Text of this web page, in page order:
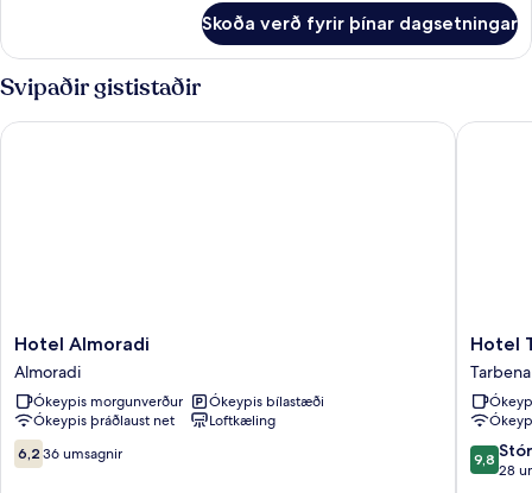
rúm
fyrir
einn,
tvíbreitt
rúm
Skoða verð fyrir þínar dagsetningar
Svipaðir gististaðir
Hotel
Almoradi
Almoradi
Hotel Almoradi
Almoradi
Ókeypis morgunverður
Ókeypis bílastæði
Ókeypis þráðlaust net
Loftkæling
6.2af
10,
6,2 36 umsagnir
Hotel Almoradi
Hotel
Tàrbena
Tarbena
Hotel
Tarbena
9.8
af
9,8
28
Hotel